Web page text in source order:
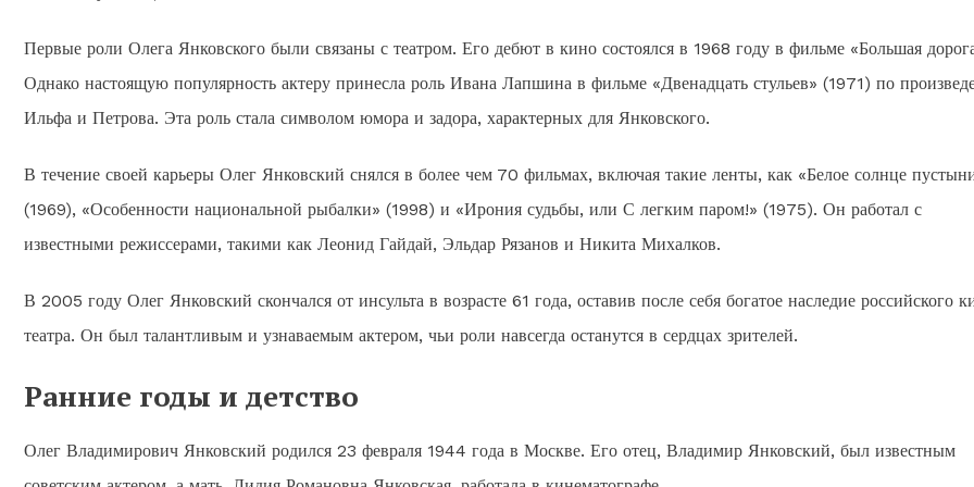
Первые роли Олега Янковского были связаны с театром. Его дебют в кино состоялся в 1968 году в фильме «Большая
Однако настоящую популярность актеру принесла роль Ивана Лапшина в фильме «Двенадцать стульев» (1971) по
Ильфа и Петрова. Эта роль стала символом юмора и задора, характерных для Янковского.
В течение своей карьеры Олег Янковский снялся в более чем 70 фильмах, включая такие ленты, как «Белое солнце
(1969), «Особенности национальной рыбалки» (1998) и «Ирония судьбы, или С легким паром!» (1975). Он работал с
известными режиссерами, такими как Леонид Гайдай, Эльдар Рязанов и Никита Михалков.
В 2005 году Олег Янковский скончался от инсульта в возрасте 61 года, оставив после себя богатое наследие российского
театра. Он был талантливым и узнаваемым актером, чьи роли навсегда останутся в сердцах зрителей.
Ранние годы и детство
Олег Владимирович Янковский родился 23 февраля 1944 года в Москве. Его отец, Владимир Янковский, был известным